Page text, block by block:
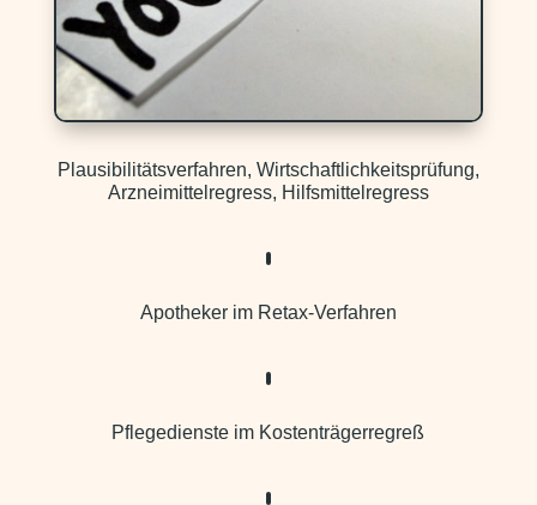
Plausibilitätsverfahren, Wirtschaftlichkeitsprüfung,
Arzneimittelregress, Hilfsmittelregress
Apotheker im Retax-Verfahren
Pflegedienste im Kostenträgerregreß